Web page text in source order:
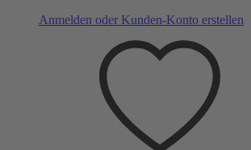
Anmelden oder Kunden-Konto erstellen